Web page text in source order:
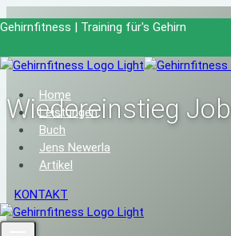
Inhalt
Gehirnfitness | Training für's Gehirn
Home
Leistungen
Buch
Jens Newerla
Artikel
KONTAKT
Wiedereinstieg Job